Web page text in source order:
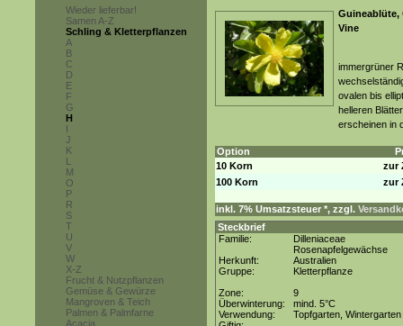
Wieder lieferbar!
Samen A-Z
Schling & Kletterpflanzen
A
B
C
D
E
F
G
H
I
J
K
L
M
O
P
R
S
T
U
V
W
X-Z
Frucht & Nutzpflanzen
Gemüse & Gewürze
Mangroven & Teich
Palmen & Palmfarne
Acacia
Guineablüte,
Vine
immergrüner
ovalen bis
helleren
erscheinen in
Option
10 Korn
zur
100 Korn
zur
inkl. 7% Umsatzsteuer *, zzgl.
Steckbrief
Familie:
Dilleniaceae
Rosenapfelgewächse
Herkunft:
Australien
Gruppe:
Kletterpflanze
Zone:
9
Überwinterung:
mind. 5°C
Verwendung:
Topfgarten, Wintergarten